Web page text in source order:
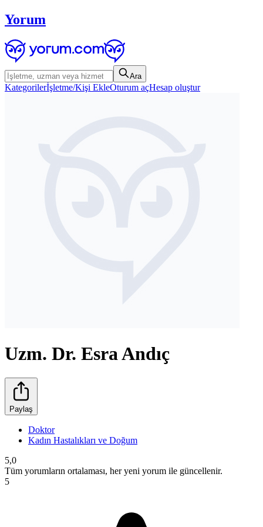
Yorum
Ara
Kategorilerİşletme/Kişi EkleOturum açHesap oluştur
Uzm. Dr. Esra Andıç
Paylaş
Doktor
Kadın Hastalıkları ve Doğum
5,0
Tüm yorumların ortalaması, her yeni yorum ile güncellenir.
5